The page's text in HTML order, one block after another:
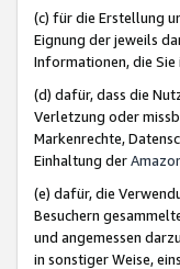
(c) für die Erstellung
Eignung der jeweils
Informationen, die
(d) dafür, dass die
Verletzung oder
Markenrechte,
Einhaltung der
(e) dafür, die
Besuchern
und angemessen
in sonstiger Weise,